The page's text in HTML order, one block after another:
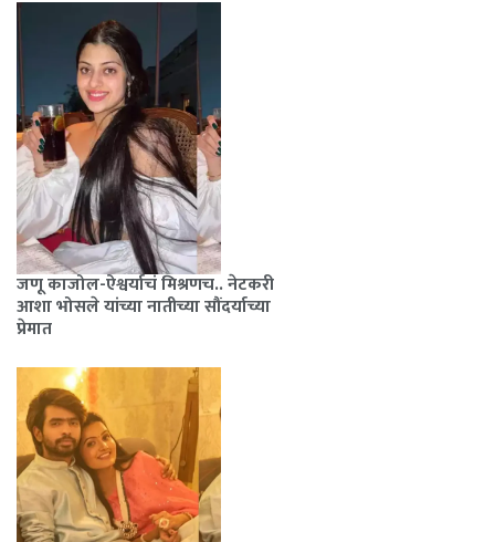
जणू काजोल-ऐश्वर्याचं मिश्रणच.. नेटकरी
आशा भोसले यांच्या नातीच्या सौंदर्याच्या
प्रेमात